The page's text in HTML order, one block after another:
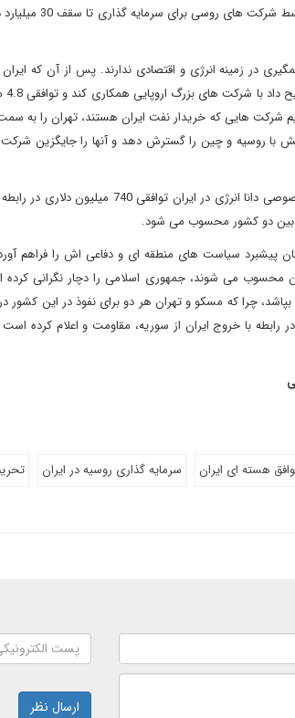
ماه پس از
در زمینه انرژی و اقتصادی ندارند. پس از آن که
شرکت هایی که خریدار نفت ایران هستند، تهران را به
با روسیه و چین را گسترش دهد و آنها را جایگزین
امسال زاروبژنفت روسیه و شرکت نیمه
بین دو کشور محسوب می شود.
پیشبرد سیاست های منطقه ای و دفاعی اش را فراهم
محسوب می شوند، جمهوری اسلامی را دچار نگرانی کرده
چرا که مسکو و تهران هر دو برای نفوذ در این
رابطه با خروج ایران از سوریه، مقاومت و اعلام کرده
هسته ای ایران سرمایه گذاری روسیه در ایران
ارسال نظر